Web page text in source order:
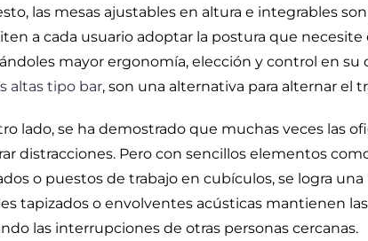
las mesas ajustables en altura e integrables
a cada usuario adoptar la postura que
mayor ergonomía, elección y control en su
altas tipo bar, son una alternativa para alternar el
lado, se ha demostrado que muchas veces las
distracciones. Pero con sencillos elementos
o puestos de trabajo en cubículos, se logra
tapizados o envolventes acústicas mantienen
las interrupciones de otras personas cercanas.